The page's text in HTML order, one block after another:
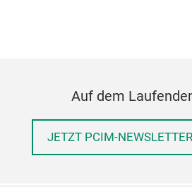
Auf dem
JETZT PCIM-